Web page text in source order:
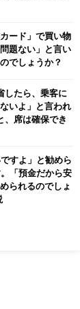
ード」で買い物
題ない」と言い
でしょうか？
したら、乗客に
いよ」と言われ
、席は確保でき
すよ」と勧めら
「預金だから安
られるのでしょ